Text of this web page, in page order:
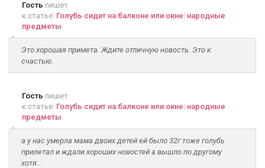
Гость пишет
к статье: Голубь сидит на балконе или окне: народные
предметы
Это хорошая примета. Ждите отличную новость. Это к
счастью.
Гость пишет
к статье: Голубь сидит на балконе или окне: народные
предметы
а у нас умерла мама двоих детей ей было 32г тоже голубь
прилетал и ждали хороших новостей а вышло по другому
хотя...